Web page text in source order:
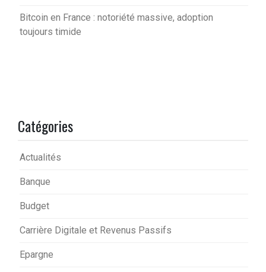
Bitcoin en France : notoriété massive, adoption
toujours timide
Catégories
Actualités
Banque
Budget
Carrière Digitale et Revenus Passifs
Epargne